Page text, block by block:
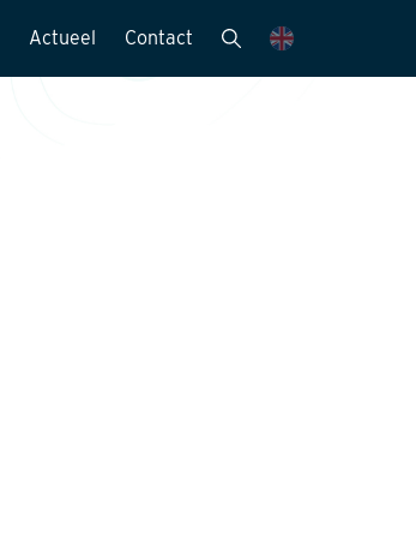
Actueel Contact